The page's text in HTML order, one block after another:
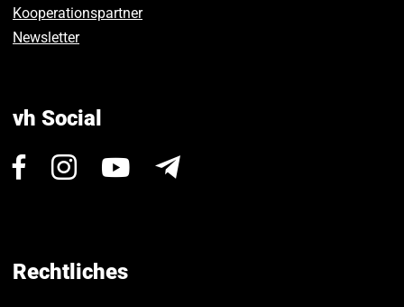
Kooperationspartner
Newsletter
vh Social
Besuchen
Facebook.
Besuchen
Instagram.
Besuchen
Rechtliches